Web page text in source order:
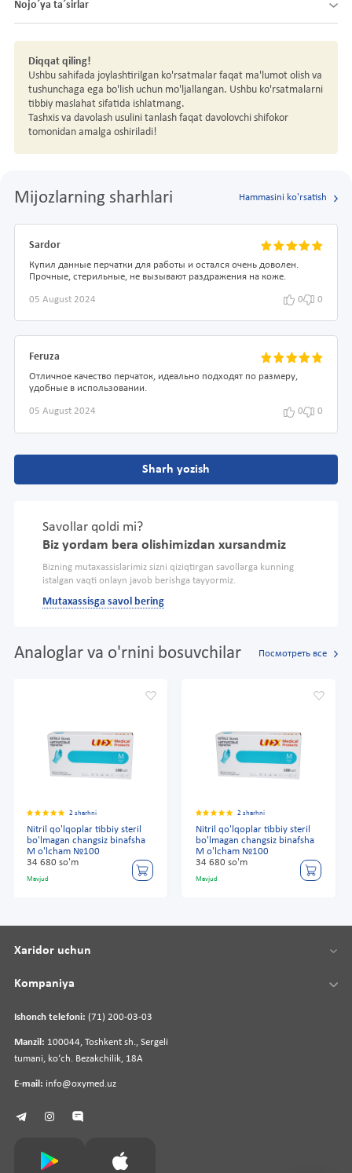
Nojo´ya ta´sirlar
Diqqat qiling!
Ushbu sahifada joylashtirilgan ko'rsatmalar faqat ma'lumot olish va
tushunchaga ega bo'lish uchun mo'ljallangan. Ushbu ko'rsatmalarni
tibbiy maslahat sifatida ishlatmang.
Tashxis va davolash usulini tanlash faqat davolovchi shifokor
tomonidan amalga oshiriladi!
Mijozlarning sharhlari Hammasini ko'rsatish
Sardor
Купил данные перчатки для работы и остался очень доволен.
Прочные, стерильные, не вызывают раздражения на коже.
05 August 2024 0 0
Feruza
Отличное качество перчаток, идеально подходят по размеру,
удобные в использовании.
05 August 2024 0 0
Sharh yozish
Savollar qoldi mi?
Biz yordam bera olishimizdan xursandmiz
Bizning mutaxassislarimiz sizni qiziqtirgan savollarga kunning
istalgan vaqti onlayn javob berishga tayyormiz.
Mutaxassisga savol bering
Analoglar va o'rnini bosuvchilar Посмотреть все
2 sharhni
Nitril qo'lqoplar tibbiy steril
bo'lmagan changsiz binafsha
M o'lcham №100
34 680 so'm
Mavjud
2 sharhni
Nitril qo'lqoplar tibbiy steril
bo'lmagan changsiz binafsha
M o'lcham №100
34 680 so'm
Mavjud
Ishonch telefoni: (71) 200-03-03
Manzil: 100044, Toshkent sh., Sergeli
tumani, koʻch. Bezakchilik, 18A
E-mail: info@oxymed.uz
Xaridor uchun
Kompaniya